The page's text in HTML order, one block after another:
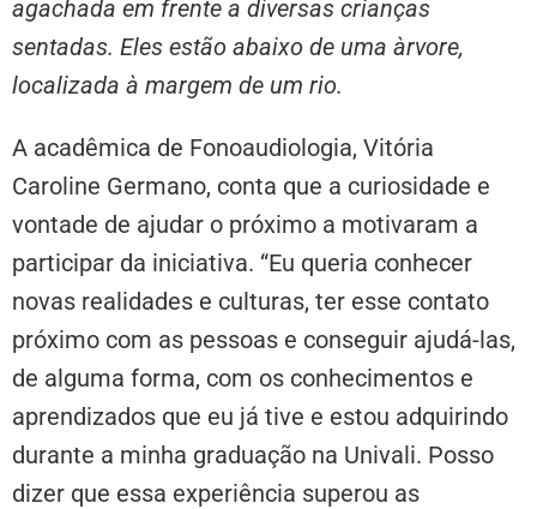
agachada em frente a diversas crianças
sentadas. Eles estão abaixo de uma àrvore,
localizada à margem de um rio.
A acadêmica de Fonoaudiologia, Vitória
Caroline Germano, conta que a curiosidade e
vontade de ajudar o próximo a motivaram a
participar da iniciativa. “Eu queria conhecer
novas realidades e culturas, ter esse contato
próximo com as pessoas e conseguir ajudá-las,
de alguma forma, com os conhecimentos e
aprendizados que eu já tive e estou adquirindo
durante a minha graduação na Univali. Posso
dizer que essa experiência superou as